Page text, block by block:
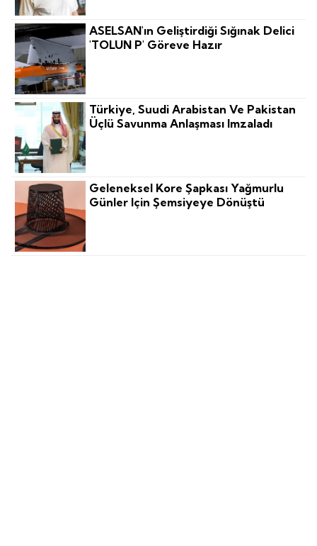
ASELSAN'ın Geliştirdiği Sığınak Delici
'TOLUN P' Göreve Hazır
Türkiye, Suudi Arabistan Ve Pakistan
Üçlü Savunma Anlaşması Imzaladı
Geleneksel Kore Şapkası Yağmurlu
Günler Için Şemsiyeye Dönüştü